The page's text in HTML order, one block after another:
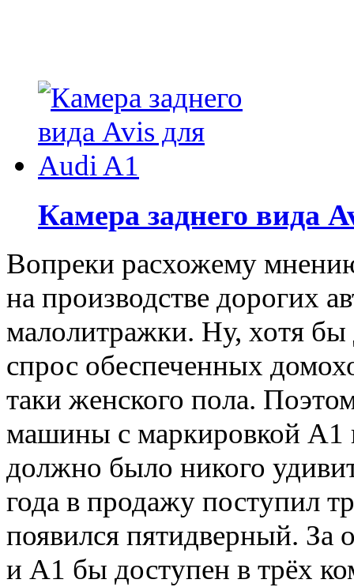
Камера заднего вида
Вопреки расхожему
на производстве дорогих
малолитражки. Ну, хотя бы
спрос обеспеченных
таки женского пола.
машины с маркировкой A1
должно было никого
года в продажу поступил
появился пятидверный. За
и A1 бы доступен в трёх